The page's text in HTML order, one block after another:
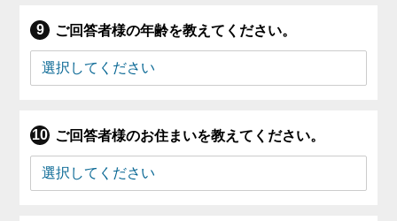
ご回答者様の年齢を教えてください。
ご回答者様のお住まいを教えてください。